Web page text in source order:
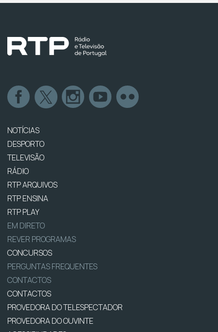
NOTÍCIAS
DESPORTO
TELEVISÃO
RÁDIO
RTP ARQUIVOS
RTP ENSINA
RTP PLAY
EM DIRETO
REVER PROGRAMAS
CONCURSOS
PERGUNTAS FREQUENTES
CONTACTOS
CONTACTOS
PROVEDORA DO TELESPECTADOR
PROVEDORA DO OUVINTE